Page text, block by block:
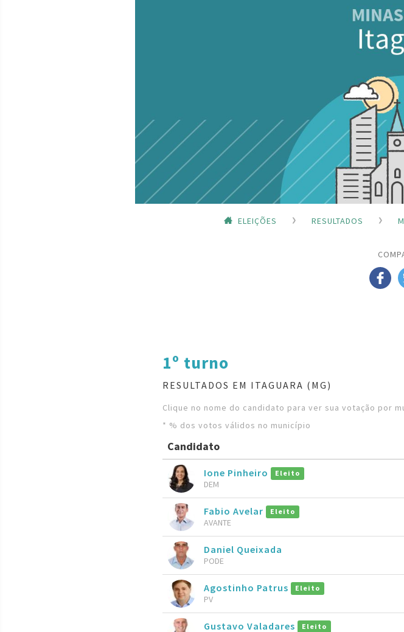
ELEIÇÕES RESULTADOS
1º turno
RESULTADOS EM ITAGUARA (MG)
Clique no nome do candidato para ver sua votação por
* % dos votos válidos no município
Candidato
Ione Pinheiro Eleito
DEM
Fabio Avelar Eleito
AVANTE
Daniel Queixada
PODE
Agostinho Patrus Eleito
PV
Gustavo Valadares Eleito